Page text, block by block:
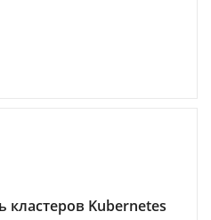
кластеров Kubernetes